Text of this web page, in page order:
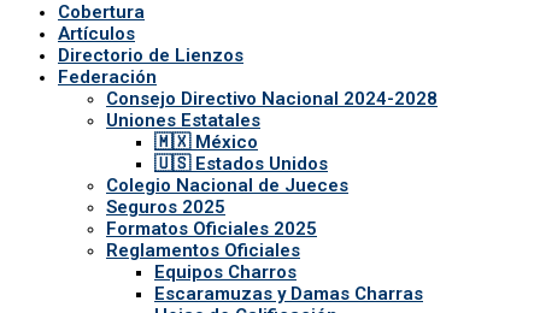
Cobertura
Artículos
Directorio de Lienzos
Federación
Consejo Directivo Nacional 2024-2028
Uniones Estatales
🇲🇽 México
🇺🇸 Estados Unidos
Colegio Nacional de Jueces
Seguros 2025
Formatos Oficiales 2025
Reglamentos Oficiales
Equipos Charros
Escaramuzas y Damas Charras